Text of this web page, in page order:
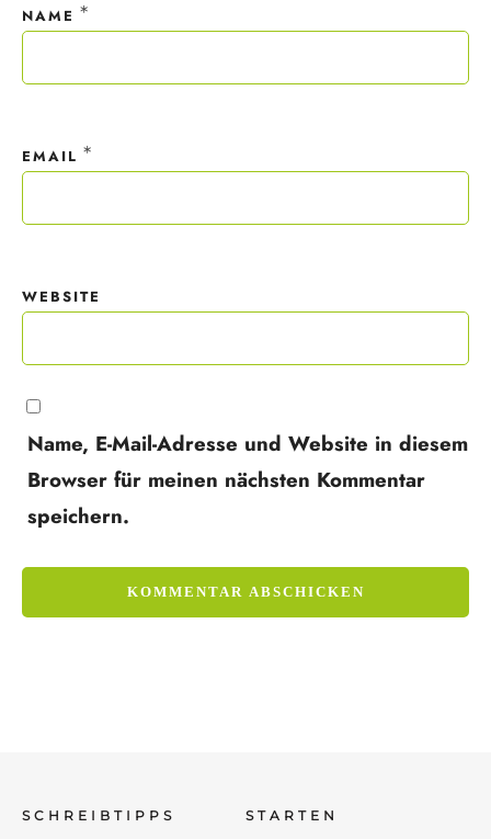
NAME *
EMAIL *
WEBSITE
Name, E-Mail-Adresse und Website in diesem
Browser für meinen nächsten Kommentar
speichern.
SCHREIBTIPPS STARTEN